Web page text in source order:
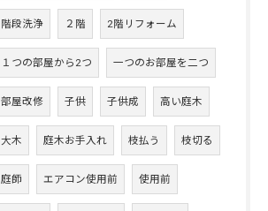
階段洗浄 ２階 2階リフォーム
１つの部屋から2つ 一つのお部屋を二つ
部屋改修 子供 子供成 高い庭木
大木 庭木お手入れ 枝払う 枝切る
庭師 エアコン使用前 使用前